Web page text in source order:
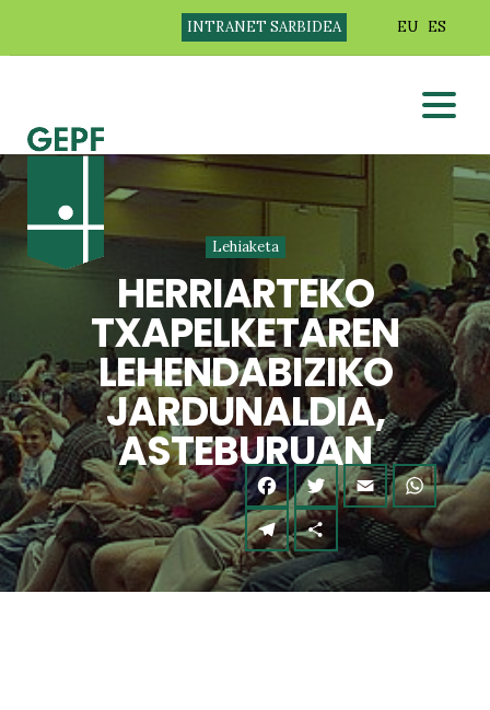
INTRANET SARBIDEA EU ES
Lehiaketa
HERRIARTEKO
TXAPELKETAREN
LEHENDABIZIKO
JARDUNALDIA,
ASTEBURUAN